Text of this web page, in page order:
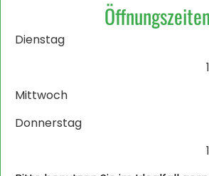
Dienstag
Mittwoch
Donnerstag